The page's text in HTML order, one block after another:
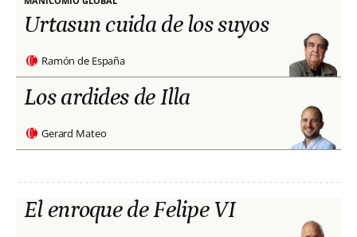
Urtasun cuida de los suyos
Ramón de España
Los ardides de Illa
Gerard Mateo
El enroque de Felipe VI